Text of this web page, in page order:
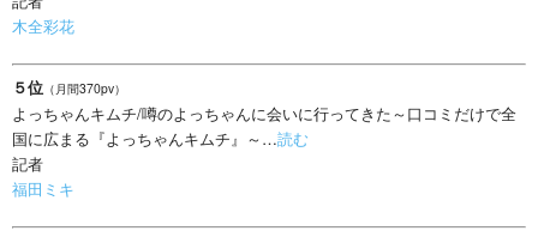
木全彩花
５位 （月間370pv）
よっちゃんキムチ/噂のよっちゃんに会いに行ってきた～口コミだけで全
国に広まる『よっちゃんキムチ』～…読む
記者
福田ミキ